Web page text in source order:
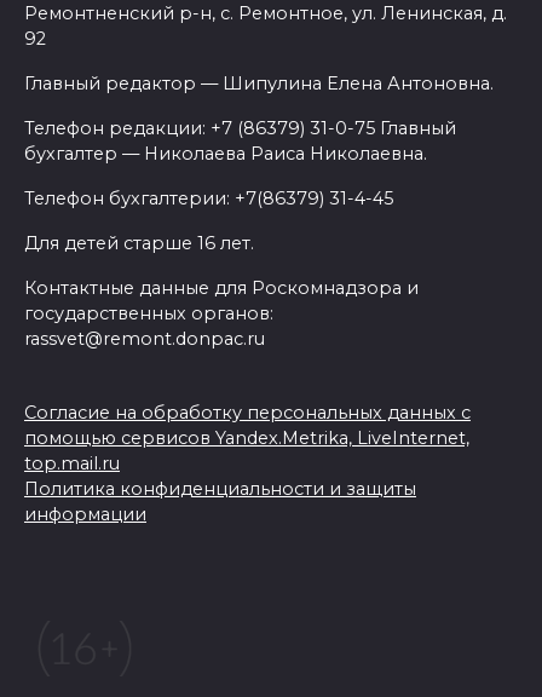
Ремонтненский р-н, с. Ремонтное, ул. Ленинская, д.
92
Главный редактор — Шипулина Елена Антоновна.
Телефон редакции: +7 (86379) 31-0-75 Главный
бухгалтер — Николаева Раиса Николаевна.
Телефон бухгалтерии: +7(86379) 31-4-45
Для детей старше 16 лет.
Контактные данные для Роскомнадзора и
государственных органов:
rassvet@remont.donpac.ru
Согласие на обработку персональных данных с
помощью сервисов Yandex.Metrika, LiveInternet,
top.mail.ru
Политика конфиденциальности и защиты
информации